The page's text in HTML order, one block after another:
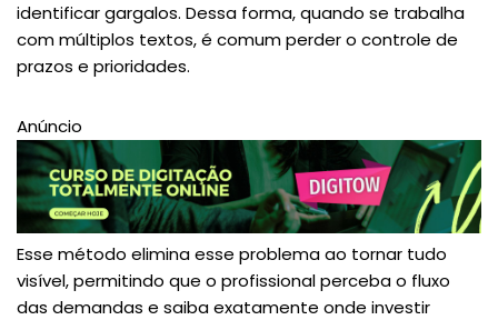
identificar gargalos. Dessa forma, quando se trabalha
com múltiplos textos, é comum perder o controle de
prazos e prioridades.
Anúncio
Esse método elimina esse problema ao tornar tudo
visível, permitindo que o profissional perceba o fluxo
das demandas e saiba exatamente onde investir